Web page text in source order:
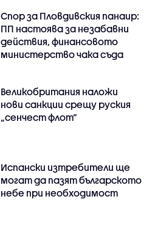
Спор за Пловдивския панаир:
ПП настоява за незабавни
действия, финансовото
министерство чака съда
Великобритания наложи
нови санкции срещу руския
„сенчест флот“
Испански изтребители ще
могат да пазят българското
небе при необходимост